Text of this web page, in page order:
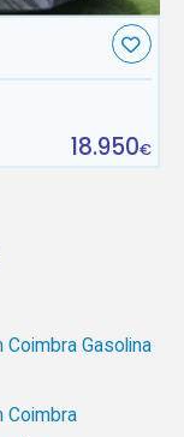
18.950€
Gasolina
Coimbra